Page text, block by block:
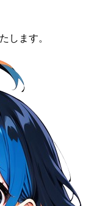
します。